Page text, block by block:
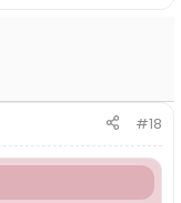
#18